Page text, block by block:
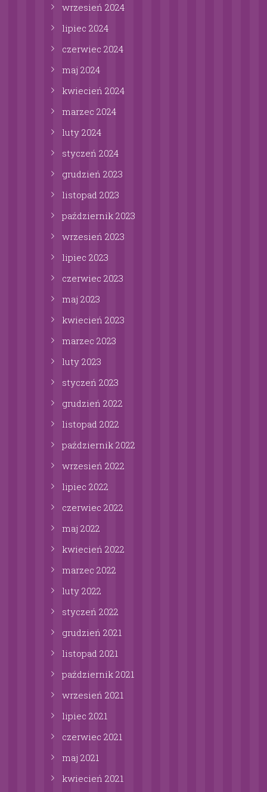
wrzesień 2024
lipiec 2024
czerwiec 2024
maj 2024
kwiecień 2024
marzec 2024
luty 2024
styczeń 2024
grudzień 2023
listopad 2023
październik 2023
wrzesień 2023
lipiec 2023
czerwiec 2023
maj 2023
kwiecień 2023
marzec 2023
luty 2023
styczeń 2023
grudzień 2022
listopad 2022
październik 2022
wrzesień 2022
lipiec 2022
czerwiec 2022
maj 2022
kwiecień 2022
marzec 2022
luty 2022
styczeń 2022
grudzień 2021
listopad 2021
październik 2021
wrzesień 2021
lipiec 2021
czerwiec 2021
maj 2021
kwiecień 2021